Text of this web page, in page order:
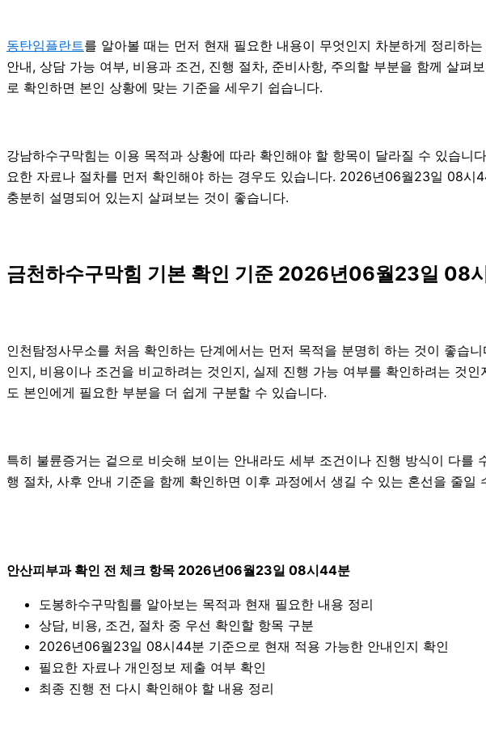
동탄임플란트를 알아볼 때는 먼저 현재 필요한 내용이 무엇인지 차분하게 정리하
안내, 상담 가능 여부, 비용과 조건, 진행 절차, 준비사항, 주의할 부분을 함께 살
로 확인하면 본인 상황에 맞는 기준을 세우기 쉽습니다.
강남하수구막힘는 이용 목적과 상황에 따라 확인해야 할 항목이 달라질 수 있습
요한 자료나 절차를 먼저 확인해야 하는 경우도 있습니다. 2026년06월23일 08
충분히 설명되어 있는지 살펴보는 것이 좋습니다.
금천하수구막힘 기본 확인 기준 2026년06월23일 08
인천탐정사무소를 처음 확인하는 단계에서는 먼저 목적을 분명히 하는 것이 좋
인지, 비용이나 조건을 비교하려는 것인지, 실제 진행 가능 여부를 확인하려는 것
도 본인에게 필요한 부분을 더 쉽게 구분할 수 있습니다.
특히 불륜증거는 겉으로 비슷해 보이는 안내라도 세부 조건이나 진행 방식이 다
행 절차, 사후 안내 기준을 함께 확인하면 이후 과정에서 생길 수 있는 혼선을 줄
안산피부과 확인 전 체크 항목 2026년06월23일 08시44분
도봉하수구막힘를 알아보는 목적과 현재 필요한 내용 정리
상담, 비용, 조건, 절차 중 우선 확인할 항목 구분
2026년06월23일 08시44분 기준으로 현재 적용 가능한 안내인지 확인
필요한 자료나 개인정보 제출 여부 확인
최종 진행 전 다시 확인해야 할 내용 정리